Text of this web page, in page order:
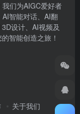
们为AIGC爱好者
智能对话、AI翻
设计、AI视频及
智能创造之旅！
关于我们